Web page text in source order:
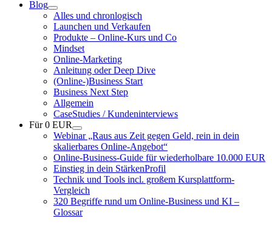
Blog
Alles und chronlogisch
Launchen und Verkaufen
Produkte – Online-Kurs und Co
Mindset
Online-Marketing
Anleitung oder Deep Dive
(Online-)Business Start
Business Next Step
Allgemein
CaseStudies / Kundeninterviews
Für 0 EUR
Webinar „Raus aus Zeit gegen Geld, rein in dein
skalierbares Online-Angebot“
Online-Business-Guide für wiederholbare 10.000 EUR
Einstieg in dein StärkenProfil
Technik und Tools incl. großem Kursplattform-
Vergleich
320 Begriffe rund um Online-Business und KI –
Glossar